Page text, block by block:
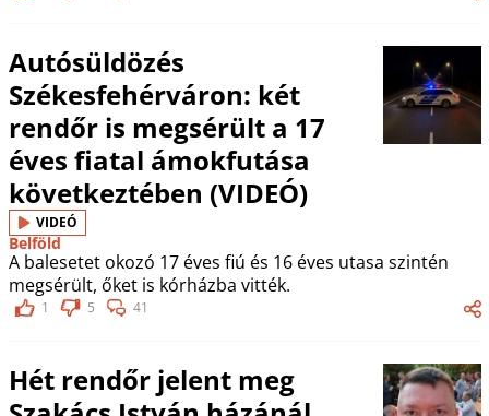
Autósüldözés
Székesfehérváron: két
rendőr is megsérült a 17
éves fiatal ámokfutása
következtében (VIDEÓ)
VIDEÓ
Belföld
A balesetet okozó 17 éves fiú és 16 éves utasa szintén
megsérült, őket is kórházba vitték.
1 5 41
Hét rendőr jelent meg